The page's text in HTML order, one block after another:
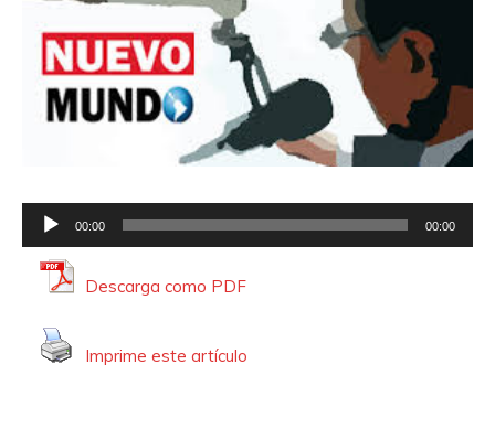
e
00:00 00:00
Descarga como PDF
Imprime este artículo